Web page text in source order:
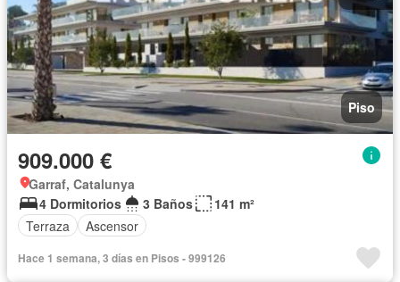
Piso
909.000 €
Garraf, Catalunya
4 Dormitorios
3 Baños
141 m²
Terraza
Ascensor
Hace 1 semana, 3 días en Pisos - 999126